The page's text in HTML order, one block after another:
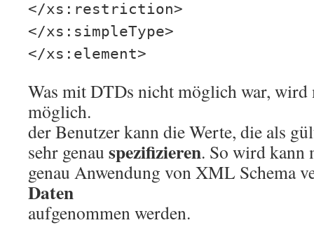
</xs:restriction>
</xs:simpleType>
</xs:element>
Was mit DTDs nicht möglich war,
möglich.
der Benutzer kann die Werte, die als
sehr genau spezifizieren. So wird kann
genau Anwendung von XML Schema
Daten
aufgenommen werden.